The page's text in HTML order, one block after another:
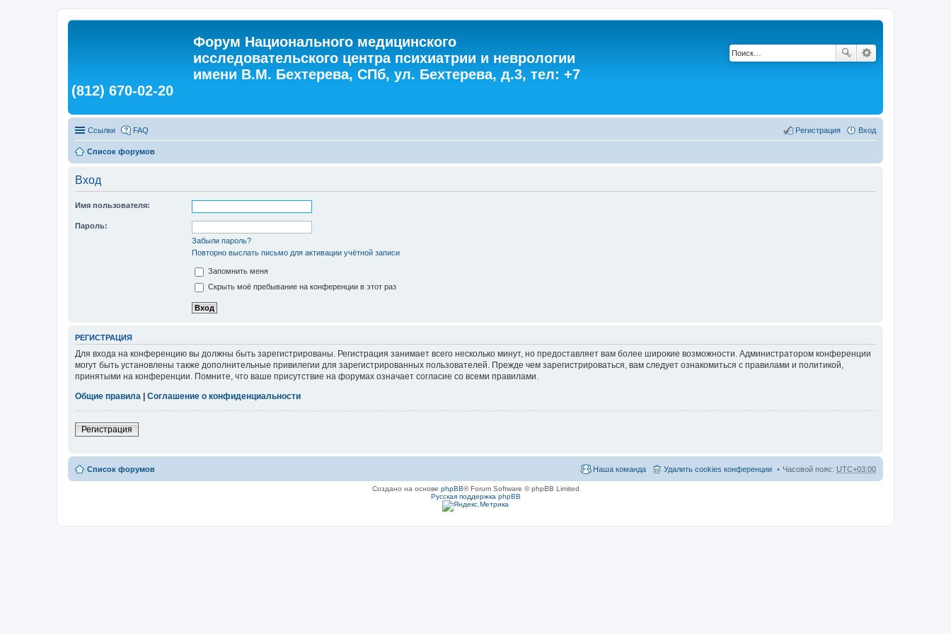
Форум Национального медицинского
исследовательского центра психиатрии и неврологии
имени В.М. Бехтерева, СПб, ул. Бехтерева, д.3, тел: +7
(812) 670-02-20
Ссылки FAQ Вход
Регистрация
Список форумов
Вход
Имя пользователя:
Пароль:
Забыли пароль?
Повторно выслать письмо для активации учётной записи
Запомнить меня
Скрыть моё пребывание на конференции в этот раз
РЕГИСТРАЦИЯ
Для входа на конференцию вы должны быть зарегистрированы. Регистрация занимает всего несколько минут, но предоставляет вам более широкие возможности. Администратором конференции
могут быть установлены также дополнительные привилегии для зарегистрированных пользователей. Прежде чем зарегистрироваться, вам следует ознакомиться с правилами и политикой,
принятыми на конференции. Помните, что ваше присутствие на форумах означает согласие со всеми правилами.
Общие правила
Соглашение о конфиденциальности
Регистрация
Список форумов Часовой пояс: UTC+03:00
Удалить cookies конференции
Наша команда
Создано на основе phpBB® Forum Software © phpBB Limited
Русская поддержка phpBB